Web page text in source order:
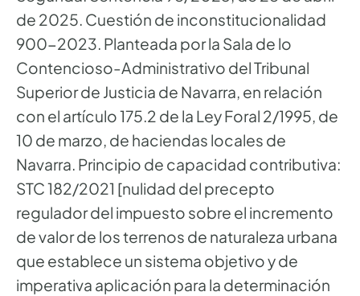
de 2025. Cuestión de inconstitucionalidad
900-2023. Planteada por la Sala de lo
Contencioso-Administrativo del Tribunal
Superior de Justicia de Navarra, en relación
con el artículo 175.2 de la Ley Foral 2/1995, de
10 de marzo, de haciendas locales de
Navarra. Principio de capacidad contributiva:
STC 182/2021 [nulidad del precepto
regulador del impuesto sobre el incremento
de valor de los terrenos de naturaleza urbana
que establece un sistema objetivo y de
imperativa aplicación para la determinación